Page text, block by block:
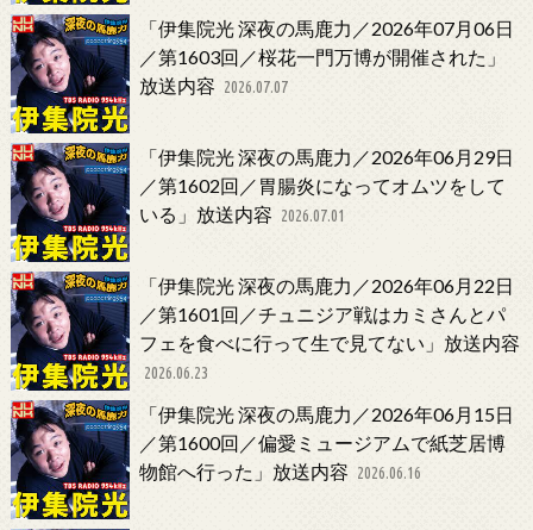
「伊集院光 深夜の馬鹿力／2026年07月06日
／第1603回／桜花一門万博が開催された」
放送内容 2026.07.07
「伊集院光 深夜の馬鹿力／2026年06月29日
／第1602回／胃腸炎になってオムツをして
いる」放送内容 2026.07.01
「伊集院光 深夜の馬鹿力／2026年06月22日
／第1601回／チュニジア戦はカミさんとパ
フェを食べに行って生で見てない」放送内容
2026.06.23
「伊集院光 深夜の馬鹿力／2026年06月15日
／第1600回／偏愛ミュージアムで紙芝居博
物館へ行った」放送内容 2026.06.16